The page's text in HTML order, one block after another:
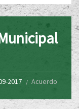
2017
Acuerdo